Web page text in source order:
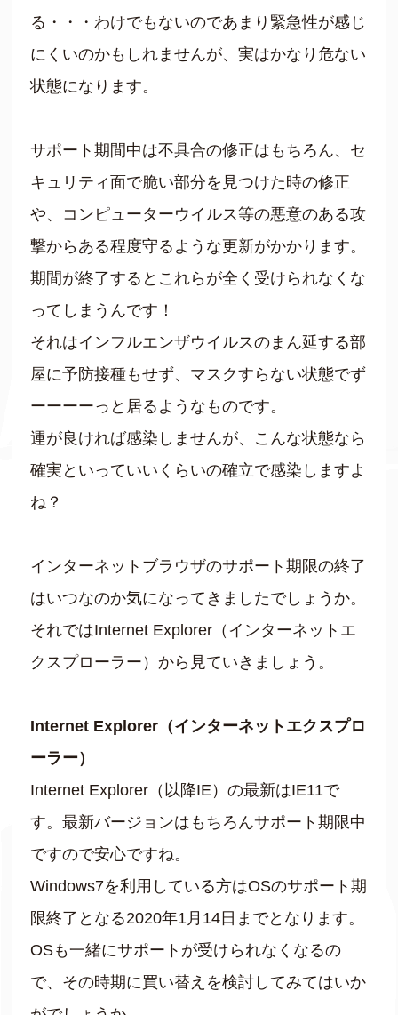
る・・・わけでもないのであまり緊急性が感じ
にくいのかもしれませんが、実はかなり危ない
状態になります。
サポート期間中は不具合の修正はもちろん、セ
キュリティ面で脆い部分を見つけた時の修正
や、コンピューターウイルス等の悪意のある攻
撃からある程度守るような更新がかかります。
期間が終了するとこれらが全く受けられなくな
ってしまうんです！
それはインフルエンザウイルスのまん延する部
屋に予防接種もせず、マスクすらない状態でず
ーーーーっと居るようなものです。
運が良ければ感染しませんが、こんな状態なら
確実といっていいくらいの確立で感染しますよ
ね？
インターネットブラウザのサポート期限の終了
はいつなのか気になってきましたでしょうか。
それではInternet Explorer（インターネットエ
クスプローラー）から見ていきましょう。
Internet Explorer（インターネットエクスプロ
ーラー）
Internet Explorer（以降IE）の最新はIE11で
す。最新バージョンはもちろんサポート期限中
ですので安心ですね。
Windows7を利用している方はOSのサポート期
限終了となる2020年1月14日までとなります。
OSも一緒にサポートが受けられなくなるの
で、その時期に買い替えを検討してみてはいか